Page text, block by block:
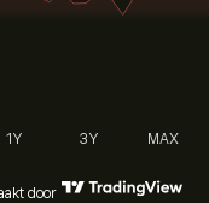
1Y 3Y MAX
door